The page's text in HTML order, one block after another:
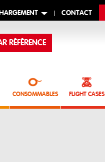
CONTACT
RÉFÉRENCE
CONSOMMABLES FLIGHT CASES